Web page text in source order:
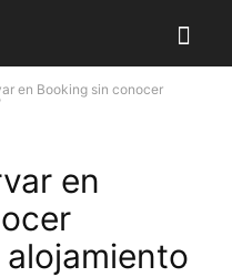
en Booking sin conocer
en